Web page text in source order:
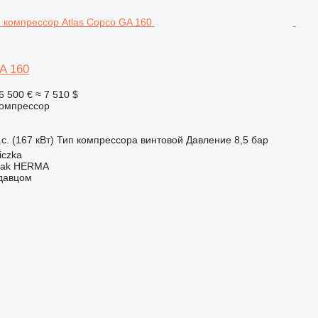
160
500 € ≈ 7 510 $
(167 кВт) Тип компрессора винтовой Давление 8,5 бар
HERMA